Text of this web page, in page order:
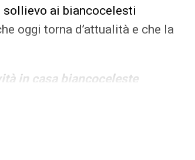
sollievo ai biancocelesti
oggi torna d’attualità e che la
in casa biancoceleste